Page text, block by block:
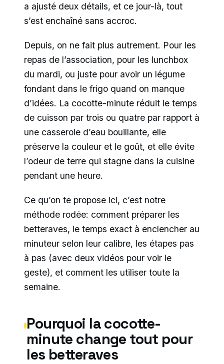
a ajusté deux détails, et ce jour-là, tout
s’est enchaîné sans accroc.
Depuis, on ne fait plus autrement. Pour les
repas de l’association, pour les lunchbox
du mardi, ou juste pour avoir un légume
fondant dans le frigo quand on manque
d’idées. La cocotte-minute réduit le temps
de cuisson par trois ou quatre par rapport à
une casserole d’eau bouillante, elle
préserve la couleur et le goût, et elle évite
l’odeur de terre qui stagne dans la cuisine
pendant une heure.
Ce qu’on te propose ici, c’est notre
méthode rodée: comment préparer les
betteraves, le temps exact à enclencher au
minuteur selon leur calibre, les étapes pas
à pas (avec deux vidéos pour voir le
geste), et comment les utiliser toute la
semaine.
Pourquoi la cocotte-
minute change tout pour
les betteraves